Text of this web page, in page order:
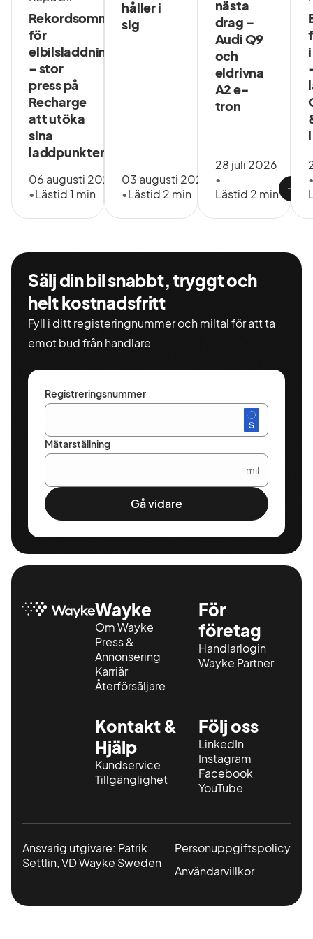
Rekordsommar
för
elbilsladdning
– stor
press på
Recharge
att utöka
sina
laddpunkter
06 augusti 2026
•Lästid 1 min
håller i
sig
03 augusti 2026
•Lästid 2 min
nästa
drag –
Audi Q9
och
eldrivna
A2 e-
tron
28 juli 2026
•
Lästid 2 min
Sälj din bil snabbt, tryggt och
helt kostnadsfritt
Fyll i ditt registeringnummer och miltal för att ta
emot bud från handlare
Registreringsnummer
Mätarställning
mil
Gå vidare
Wayke
Om Wayke
Press &
Annonsering
Karriär
Återförsäljare
För
företag
Handlarlogin
Wayke Partner
Kontakt &
Hjälp
Kundservice
Tillgänglighet
Följ oss
LinkedIn
Instagram
Facebook
YouTube
Ansvarig utgivare: Patrik
Settlin, VD Wayke Sweden
Personuppgiftspolicy
Användarvillkor